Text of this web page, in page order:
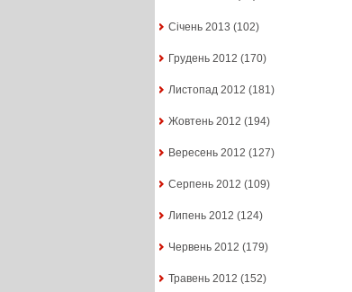
Січень 2013 (102)
Грудень 2012 (170)
Листопад 2012 (181)
Жовтень 2012 (194)
Вересень 2012 (127)
Серпень 2012 (109)
Липень 2012 (124)
Червень 2012 (179)
Травень 2012 (152)